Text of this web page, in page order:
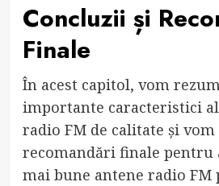
Concluzii și
Finale
În acest capitol, vom
importante caracteristici
radio FM de calitate și
recomandări finale pentru
mai bune antene radio